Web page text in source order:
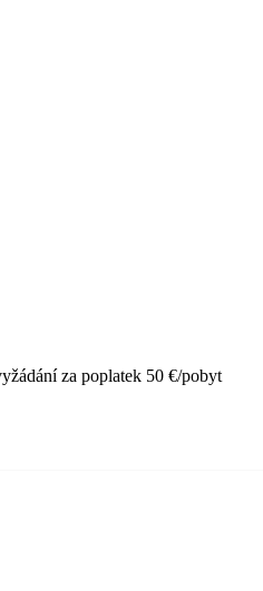
za poplatek 50 €/pobyt